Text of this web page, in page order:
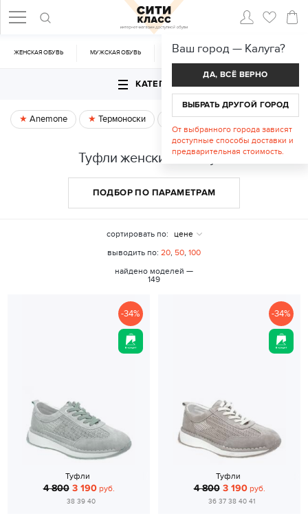
ЖЕНСКАЯ ОБУВЬ МУЖСКАЯ ОБУВЬ CУМКИ АКСЕССУАРЫ
КАТЕГОРИИ
Anemone Термоноски Спецпредложение
Туфли женские в Калуге
ПОДБОР ПО ПАРАМЕТРАМ
сортировать по:
цене
выводить по: 20, 50, 100
найдено моделей —
149
-34%
Туфли
4 800 3 190руб.
38 39 40
-34%
Туфли
4 800 3 190руб.
36 37 38 40 41
Ваш город — Калуга?
ДА, ВСЁ ВЕРНО
ВЫБРАТЬ ДРУГОЙ ГОРОД
От выбранного города зависят
доступные способы доставки и
предварительная стоимость.